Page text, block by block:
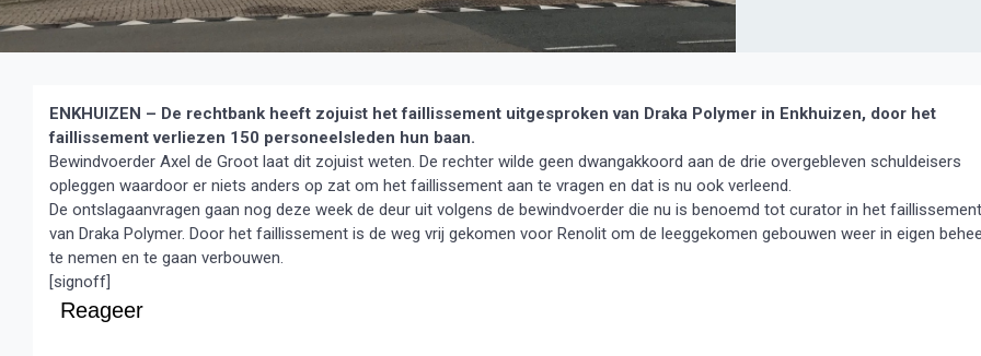
ENKHUIZEN – De rechtbank heeft zojuist het faillissement uitgesproken van Draka Polymer in Enkhuizen, door het
faillissement verliezen 150 personeelsleden hun baan.
Bewindvoerder Axel de Groot laat dit zojuist weten. De rechter wilde geen dwangakkoord aan de drie overgebleven schuldeisers
opleggen waardoor er niets anders op zat om het faillissement aan te vragen en dat is nu ook verleend.
De ontslagaanvragen gaan nog deze week de deur uit volgens de bewindvoerder die nu is benoemd tot curator in het faillissement
van Draka Polymer. Door het faillissement is de weg vrij gekomen voor Renolit om de leeggekomen gebouwen weer in eigen
te nemen en te gaan verbouwen.
[signoff]
Reageer